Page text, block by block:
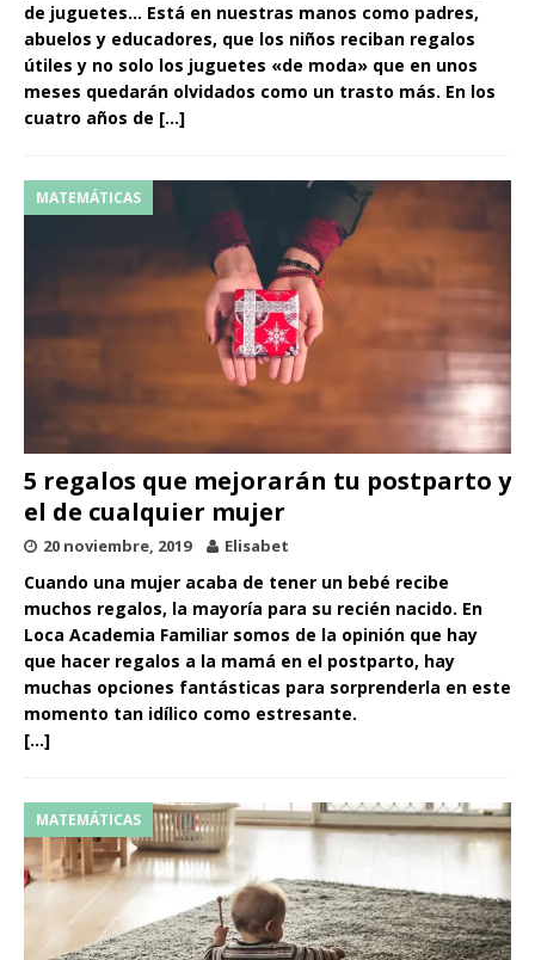
de juguetes… Está en nuestras manos como padres,
abuelos y educadores, que los niños reciban regalos
útiles y no solo los juguetes «de moda» que en unos
meses quedarán olvidados como un trasto más. En los
cuatro años de […]
MATEMÁTICAS
5 regalos que mejorarán tu postparto y
el de cualquier mujer
20 noviembre, 2019 Elisabet
Cuando una mujer acaba de tener un bebé recibe
muchos regalos, la mayoría para su recién nacido. En
Loca Academia Familiar somos de la opinión que hay
que hacer regalos a la mamá en el postparto, hay
muchas opciones fantásticas para sorprenderla en este
momento tan idílico como estresante.
[…]
MATEMÁTICAS